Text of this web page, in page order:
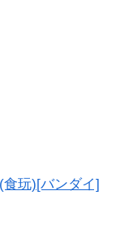
玩)[バンダイ]